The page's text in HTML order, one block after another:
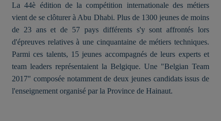
La 44è édition de la compétition internationale des métiers
vient de se clôturer à Abu Dhabi. Plus de 1300 jeunes de moins
de 23 ans et de 57 pays différents s'y sont affrontés lors
d'épreuves relatives à une cinquantaine de métiers techniques.
Parmi ces talents, 15 jeunes accompagnés de leurs experts et
team leaders représentaient la Belgique. Une "Belgian Team
2017" composée notamment de deux jeunes candidats issus de
l'enseignement organisé par la Province de Hainaut.